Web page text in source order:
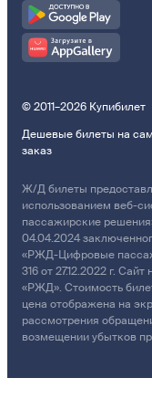
© 2011–2026 Купибилет
Дешевые билеты на
заказ
Ж/Д билеты
использованием веб-
пассажирские
04.04.2024
«РЖД-Цифровые
316 от 27.12.2022 г.
«РЖД». Стоимость
цена отображена на
рассмотрения
возмещении убытков